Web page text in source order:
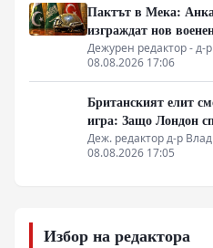
Пактът в Мека:
изграждат нов
Дежурен редактор - д-
08.08.2026 17:06
Британският елит
игра: Защо Лондон
конституция
Деж. редактор д-р
08.08.2026 17:05
Избор на редактора